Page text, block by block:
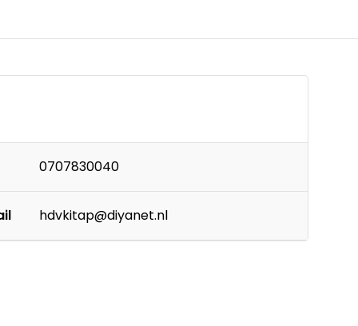
0707830040
hdvkitap@diyanet.nl